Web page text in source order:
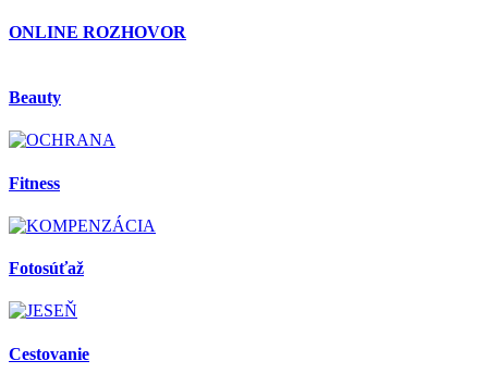
ONLINE ROZHOVOR
Beauty
Fitness
Fotosúťaž
Cestovanie